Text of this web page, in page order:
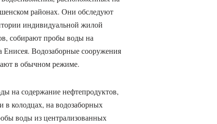
районах. Они обследуют
индивидуальной жилой
собирают пробы воды на
Енисея. Водозаборные сооружения
в обычном режиме.
на содержание нефтепродуктов,
в колодцах, на водозаборных
воды из централизованных